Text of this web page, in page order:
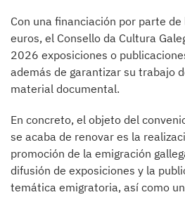
Con una financiación por parte
euros, el Consello da Cultura
2026 exposiciones o
además de garantizar su trabajo
material documental.
En concreto, el objeto del
se acaba de renovar es la
promoción de la emigración
difusión de exposiciones y la
temática emigratoria, así como